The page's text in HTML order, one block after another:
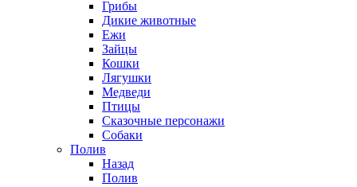
Грибы
Дикие животные
Ежи
Зайцы
Кошки
Лягушки
Медведи
Птицы
Сказочные персонажи
Собаки
Полив
Назад
Полив